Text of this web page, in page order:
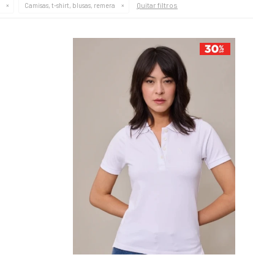
Camisas, t-shirt, blusas, remera Quitar filtros